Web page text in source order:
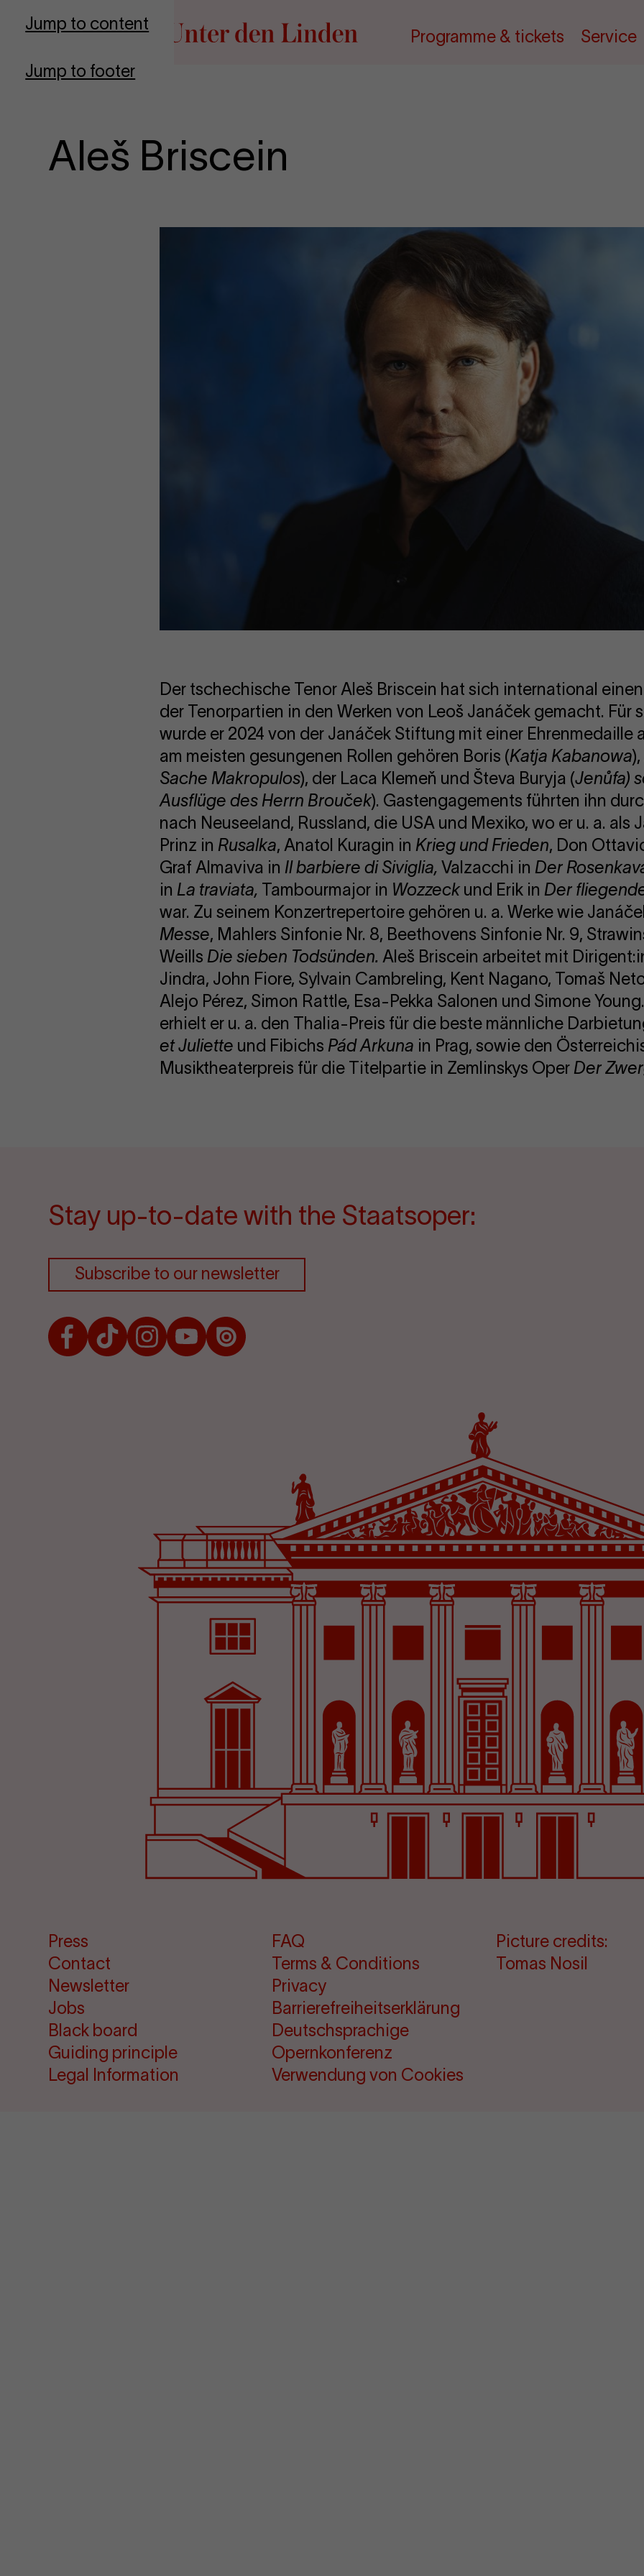
Jump to content
Jump to footer
Go to homepage
Programme & tickets Service
Aleš Briscein
Der tschechische Tenor Aleš Briscein hat sich international
der Tenorpartien in den Werken von Leoš Janáček gemacht. Für
wurde er 2024 von der Janáček Stiftung mit einer Ehrenmedaille
am meisten gesungenen Rollen gehören Boris (Katja Kabanowa
Sache Makropulos), der Laca Klemeň und Števa Buryja (Jenůfa)
Ausflüge des Herrn Brouček). Gastengagements führten ihn
nach Neuseeland, Russland, die USA und Mexiko, wo er u. a. als
Prinz in Rusalka, Anatol Kuragin in Krieg und Frieden, Don
Graf Almaviva in Il barbiere di Siviglia, Valzacchi in Der
in La traviata, Tambourmajor in Wozzeck und Erik in Der
war. Zu seinem Konzertrepertoire gehören u. a. Werke wie
Messe, Mahlers Sinfonie Nr. 8, Beethovens Sinfonie Nr. 9,
Weills Die sieben Todsünden. Aleš Briscein arbeitet mit
Jindra, John Fiore, Sylvain Cambreling, Kent Nagano, Tomaš
Alejo Pérez, Simon Rattle, Esa-Pekka Salonen und Simone
erhielt er u. a. den Thalia-Preis für die beste männliche
et Juliette und Fibichs Pád Arkuna in Prag, sowie den
Musiktheaterpreis für die Titelpartie in Zemlinskys Oper Der
Stay up-to-date with the Staatsoper:
Subscribe to our newsletter
Facebook
TikTokInstagram
Youtube
Issuu
Press
Contact
Newsletter
Jobs
Black board
Guiding principle
Legal Information
FAQ
Terms & Conditions
Privacy
Barrierefreiheitserklärung
Deutschsprachige
Opernkonferenz
Verwendung von Cookies
Picture credits:
Tomas Nosil